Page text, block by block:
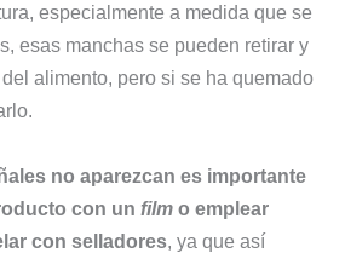
especialmente a medida que se
esas manchas se pueden retirar y
alimento, pero si se ha quemado
no aparezcan es importante
con un filmo emplear
con selladores, ya que así